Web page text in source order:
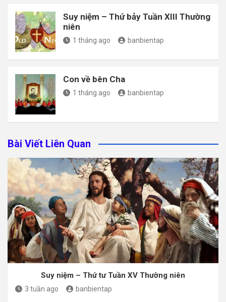
Suy niệm – Thứ bảy Tuần XIII Thường
niên
1 tháng ago banbientap
Con về bên Cha
1 tháng ago banbientap
Bài Viết Liên Quan
Suy niệm – Thứ tư Tuần XV Thường niên
3 tuần ago banbientap